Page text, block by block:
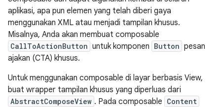
aplikasi, apa pun elemen yang telah diberi gaya
menggunakan XML atau menjadi tampilan khusus.
Misalnya, Anda akan membuat composable
CallToActionButton untuk komponen Button pesan
ajakan (CTA) khusus.
Untuk menggunakan composable di layar berbasis View,
buat wrapper tampilan khusus yang diperluas dari
AbstractComposeView . Pada composable Content